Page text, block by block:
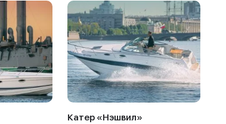
Катер «Нэшвил»